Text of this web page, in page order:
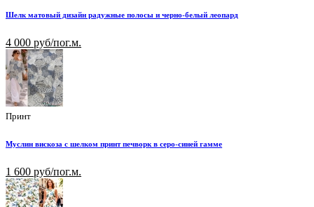
Шелк матовый дизайн радужные полосы и черно-белый леопард
4 000 руб/пог.м.
Принт
Муслин вискоза с шелком принт печворк в серо-синей гамме
1 600 руб/пог.м.